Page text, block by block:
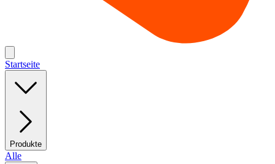
Startseite
Produkte
Alle